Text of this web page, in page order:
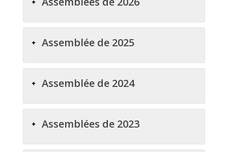
Assemblée de 2025
Assemblée de 2024
Assemblées de 2023